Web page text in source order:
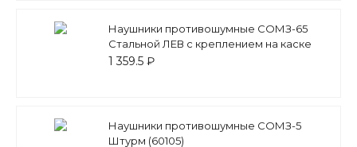
Наушники противошумные СОМЗ-65
Стальной ЛЕВ с креплением на каске
1 359.5 ₽
Наушники противошумные СОМЗ-5
Штурм (60105)